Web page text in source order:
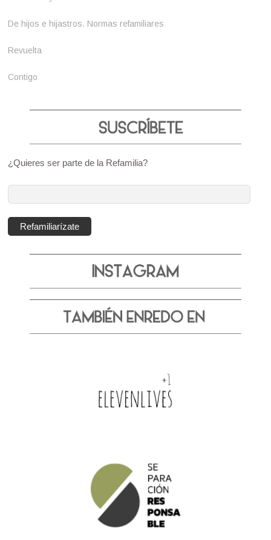
De hijos e hijastros. Normas refamiliares
Revuelta
Contigo
¿Quieres ser parte de la Refamilia?
correo
electrónico:
Refamiliarízate